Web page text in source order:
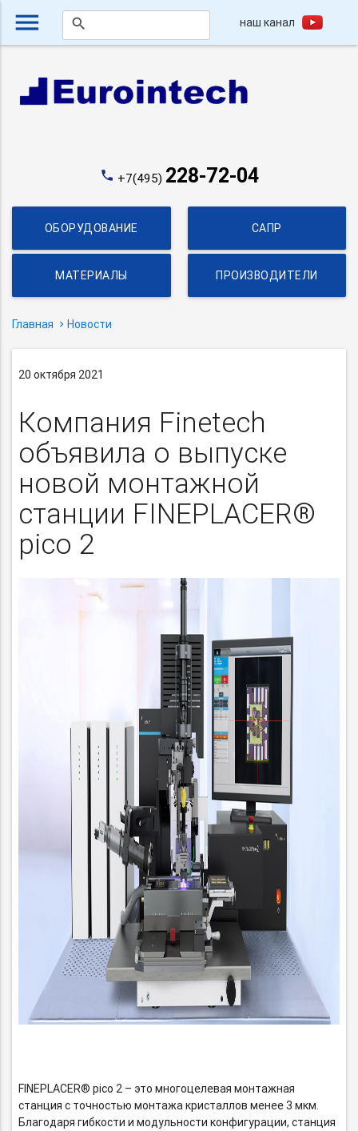
menu search наш канал
phone +7(495) 228-72-04
ОБОРУДОВАНИЕ САПР
МАТЕРИАЛЫ ПРОИЗВОДИТЕЛИ
Главная Новости
20 октября 2021
Компания Finetech
объявила о выпуске
новой монтажной
станции FINEPLACER®
pico 2
FINEPLACER® pico 2 – это многоцелевая монтажная
станция с точностью монтажа кристаллов менее 3 мкм.
Благодаря гибкости и модульности конфигурации, станция